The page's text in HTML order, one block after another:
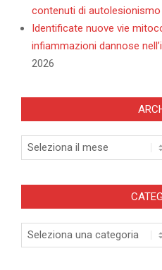
contenuti di autolesionismo
Identificate nuove vie
infiammazioni dannose
2026
Archivi
Categorie